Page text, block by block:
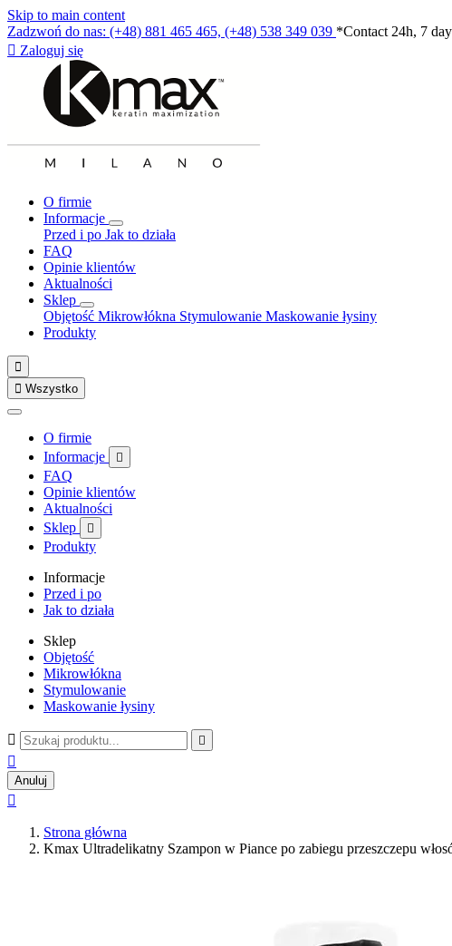
Skip to main content
Zadzwoń do nas: (+48) 881 465 465, (+48) 538 349 039 *Contact 24h, 7
 Zaloguj się
O firmie
Informacje
Przed i po Jak to działa
FAQ
Opinie klientów
Aktualności
Sklep
Objętość Mikrowłókna Stymulowanie Maskowanie łysiny
Produkty

 Wszystko
O firmie
Informacje

FAQ
Opinie klientów
Aktualności
Sklep

Produkty
Informacje
Przed i po
Jak to działa
Sklep
Objętość
Mikrowłókna
Stymulowanie
Maskowanie łysiny
 

Anuluj

Strona główna
Kmax Ultradelikatny Szampon w Piance po zabiegu przeszczepu